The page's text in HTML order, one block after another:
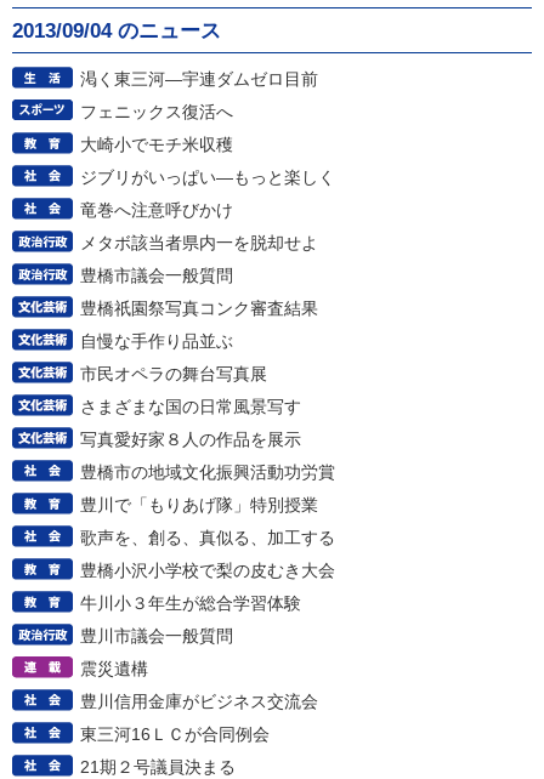
2013/09/04 のニュース
渇く東三河―宇連ダムゼロ目前
フェニックス復活へ
大崎小でモチ米収穫
ジブリがいっぱい―もっと楽しく
竜巻へ注意呼びかけ
メタボ該当者県内一を脱却せよ
豊橋市議会一般質問
豊橋祇園祭写真コンク審査結果
自慢な手作り品並ぶ
市民オペラの舞台写真展
さまざまな国の日常風景写す
写真愛好家８人の作品を展示
豊橋市の地域文化振興活動功労賞
豊川で「もりあげ隊」特別授業
歌声を、創る、真似る、加工する
豊橋小沢小学校で梨の皮むき大会
牛川小３年生が総合学習体験
豊川市議会一般質問
震災遺構
豊川信用金庫がビジネス交流会
東三河16ＬＣが合同例会
21期２号議員決まる